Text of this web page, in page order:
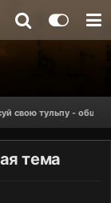
свою тульпу - общая
тема